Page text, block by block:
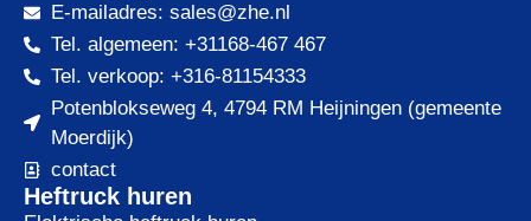
E-mailadres: sales@zhe.nl
Tel. algemeen: +31168-467 467
Tel. verkoop: +316-81154333
Potenblokseweg 4, 4794 RM Heijningen (gemeente
Moerdijk)
contact
Heftruck huren